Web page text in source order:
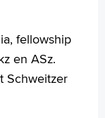
fellowship
en ASz.
Schweitzer